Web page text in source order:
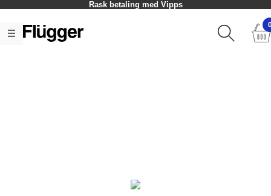
Rask betaling med Vipps